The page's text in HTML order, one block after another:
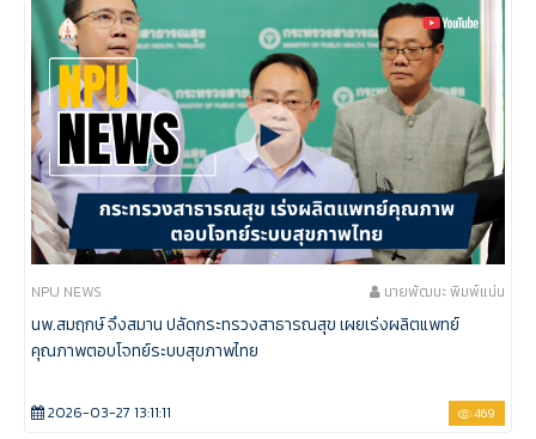
NPU NEWS นายพัฒนะ พิมพ์แน่น
นพ.สมฤกษ์ จึงสมาน ปลัดกระทรวงสาธารณสุข เผยเร่งผลิตแพทย์
คุณภาพตอบโจทย์ระบบสุขภาพไทย
2026-03-27 13:11:11 469